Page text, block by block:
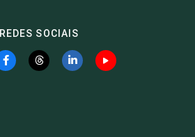
REDES SOCIAIS